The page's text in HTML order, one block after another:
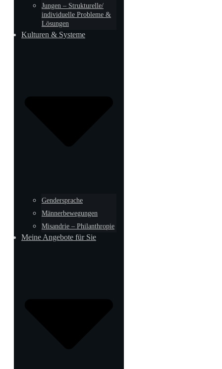
Jungen – Strukturelle/
individuelle Probleme &
Lösungen
Kulturen & Systeme
Gendersprache
Männerbewegungen
Misandrie – Philanthropie
Meine Angebote für Sie